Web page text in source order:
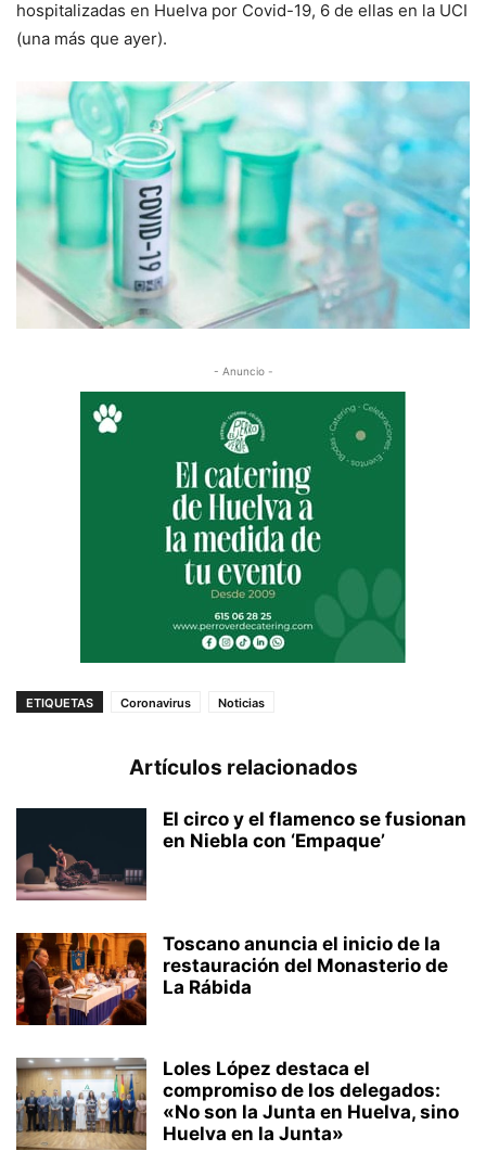
hospitalizadas en Huelva por Covid-19, 6 de ellas en la UCI
(una más que ayer).
- Anuncio -
ETIQUETAS Coronavirus Noticias
Artículos relacionados
El circo y el flamenco se fusionan
en Niebla con ‘Empaque’
Toscano anuncia el inicio de la
restauración del Monasterio de
La Rábida
Loles López destaca el
compromiso de los delegados:
«No son la Junta en Huelva, sino
Huelva en la Junta»